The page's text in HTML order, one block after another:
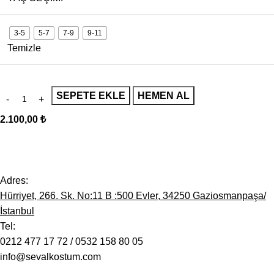
3-5 5-7 7-9 9-11
Temizle
SEPETE EKLE HEMEN AL
2.100,00 ₺
Adres:
Hürriyet, 266. Sk. No:11 B :500 Evler, 34250 Gaziosmanpaşa/
İstanbul
Tel:
0212 477 17 72 / 0532 158 80 05
info@sevalkostum.com